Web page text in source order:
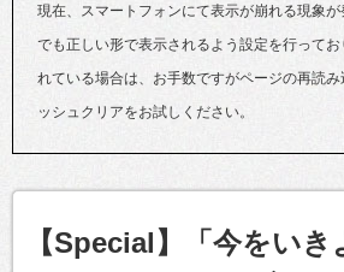
現在、スマートフォンにて表示が崩れる現象
でも正しい形で表示されるよう設定を行って
れている場合は、お手数ですがページの再読
ッシュクリアをお試しください。
【Special】「今をいき